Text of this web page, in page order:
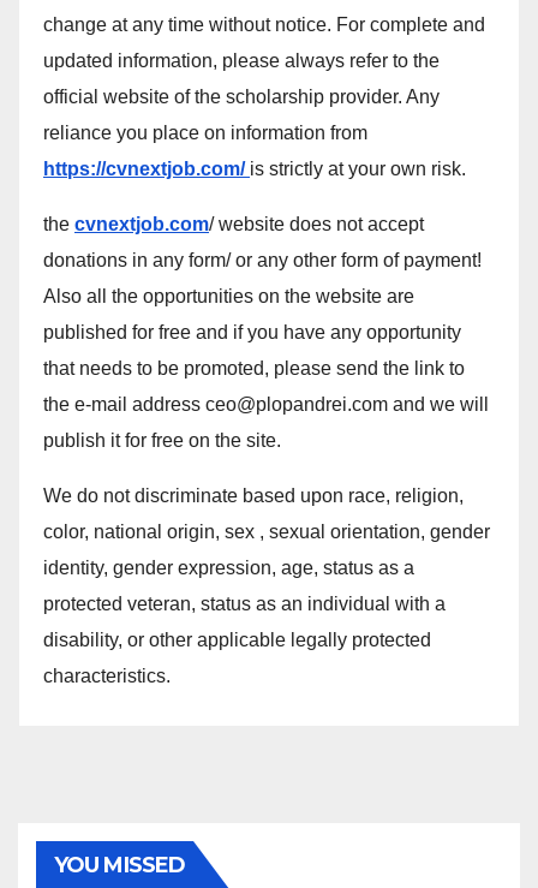
change at any time without notice. For complete and
updated information, please always refer to the
official website of the scholarship provider. Any
reliance you place on information from
https://cvnextjob.com/ is strictly at your own risk.
the cvnextjob.com/ website does not accept
donations in any form/ or any other form of payment!
Also all the opportunities on the website are
published for free and if you have any opportunity
that needs to be promoted, please send the link to
the e-mail address ceo@plopandrei.com and we will
publish it for free on the site.
We do not discriminate based upon race, religion,
color, national origin, sex , sexual orientation, gender
identity, gender expression, age, status as a
protected veteran, status as an individual with a
disability, or other applicable legally protected
characteristics.
YOU MISSED